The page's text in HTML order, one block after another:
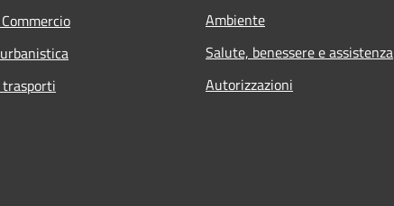
Ambiente
Salute, benessere e assistenza
Autorizzazioni